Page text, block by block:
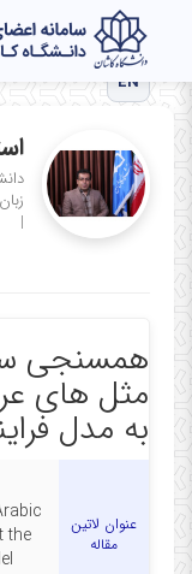
EN
|
همسنجی
مثل های
به مدل
عنوان لاتین
مقاله
the